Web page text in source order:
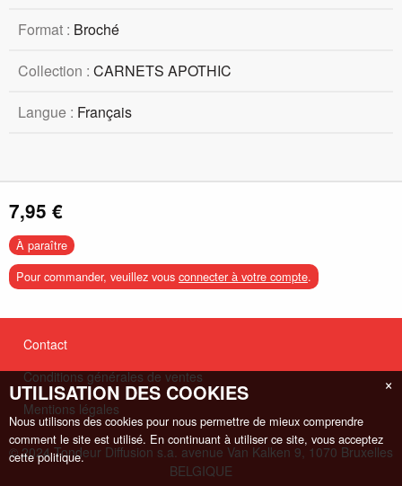
Format : Broché
Collection : CARNETS APOTHIC
Langue : Français
7,95 €
À paraître
Pour commander, veuillez vous connecter à votre compte.
Contact
Conditions générales de ventes
Mentions légales
© 2024 Tondeur Diffusion s.a. avenue Van Kalken 9, 1070 Bruxelles
BELGIQUE
×
UTILISATION DES COOKIES
Nous utilisons des cookies pour nous permettre de mieux comprendre
comment le site est utilisé. En continuant à utiliser ce site, vous acceptez
cette politique.